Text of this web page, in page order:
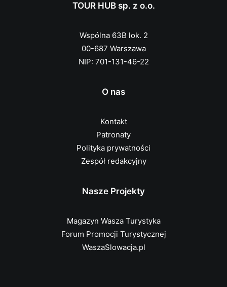
TOUR HUB sp. z o.o.
Wspólna 63B lok. 2
00-687 Warszawa
NIP: 701-131-46-22
O nas
Kontakt
Patronaty
Polityka prywatności
Zespół redakcyjny
Nasze Projekty
Magazyn Wasza Turystyka
Forum Promocji Turystycznej
WaszaSlowacja.pl